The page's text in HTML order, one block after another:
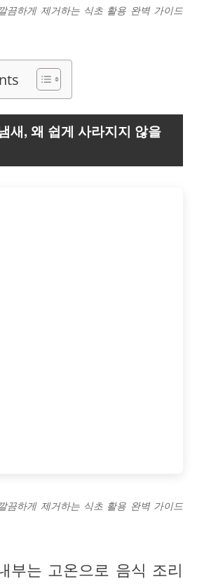
끔하게 제거하는 식초 활용 완벽 가이드
새, 왜 쉽게 사라지지 않을
끔하게 제거하는 식초 활용 완벽 가이드
부는 고온으로 음식 조리